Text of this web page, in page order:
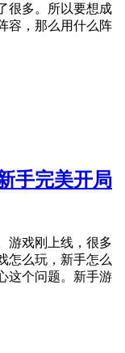
很多。所以要想成
容，那么用什么阵
手完美开局
游戏刚上线，很多
怎么玩，新手怎么
这个问题。新手游